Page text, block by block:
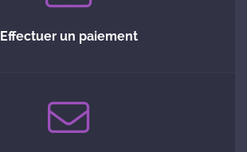
Effectuer un paiement